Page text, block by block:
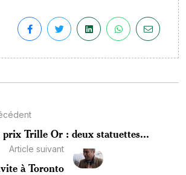
prix Trille Or : deux statuettes...
Article suivant
à Toronto